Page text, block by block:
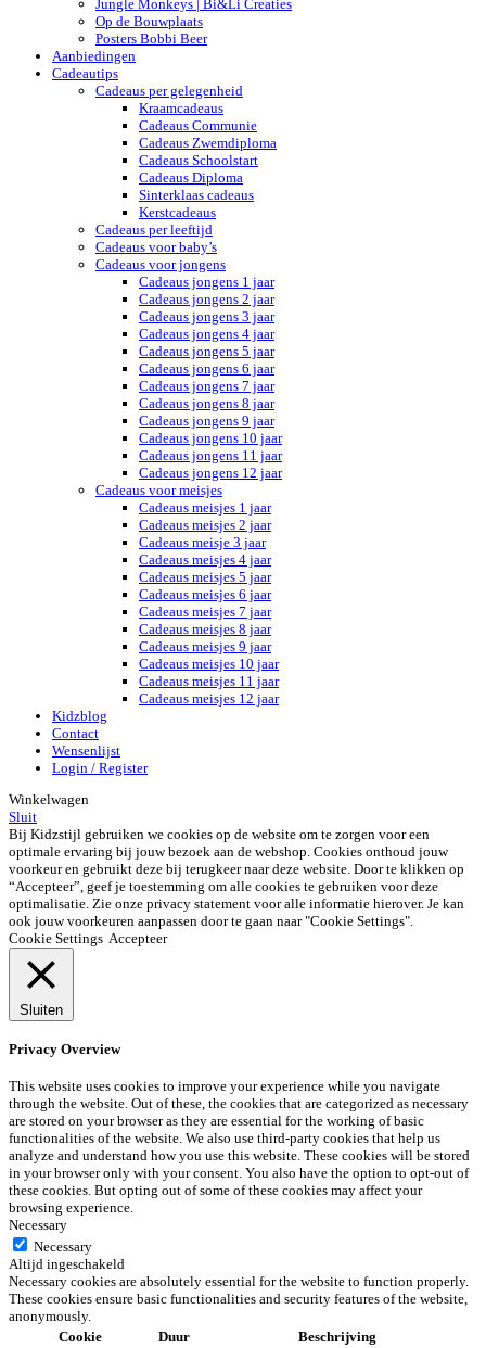
Jungle Monkeys | Bi&Li Creaties
Op de Bouwplaats
Posters Bobbi Beer
Aanbiedingen
Cadeautips
Cadeaus per gelegenheid
Kraamcadeaus
Cadeaus Communie
Cadeaus Zwemdiploma
Cadeaus Schoolstart
Cadeaus Diploma
Sinterklaas cadeaus
Kerstcadeaus
Cadeaus per leeftijd
Cadeaus voor baby’s
Cadeaus voor jongens
Cadeaus jongens 1 jaar
Cadeaus jongens 2 jaar
Cadeaus jongens 3 jaar
Cadeaus jongens 4 jaar
Cadeaus jongens 5 jaar
Cadeaus jongens 6 jaar
Cadeaus jongens 7 jaar
Cadeaus jongens 8 jaar
Cadeaus jongens 9 jaar
Cadeaus jongens 10 jaar
Cadeaus jongens 11 jaar
Cadeaus jongens 12 jaar
Cadeaus voor meisjes
Cadeaus meisjes 1 jaar
Cadeaus meisjes 2 jaar
Cadeaus meisje 3 jaar
Cadeaus meisjes 4 jaar
Cadeaus meisjes 5 jaar
Cadeaus meisjes 6 jaar
Cadeaus meisjes 7 jaar
Cadeaus meisjes 8 jaar
Cadeaus meisjes 9 jaar
Cadeaus meisjes 10 jaar
Cadeaus meisjes 11 jaar
Cadeaus meisjes 12 jaar
Kidzblog
Contact
Wensenlijst
Login / Register
Winkelwagen
Sluit
Bij Kidzstijl gebruiken we cookies op de website om te zorgen voor een
optimale ervaring bij jouw bezoek aan de webshop. Cookies onthoud jouw
voorkeur en gebruikt deze bij terugkeer naar deze website. Door te klikken op
“Accepteer”, geef je toestemming om alle cookies te gebruiken voor deze
optimalisatie. Zie onze privacy statement voor alle informatie hierover. Je kan
ook jouw voorkeuren aanpassen door te gaan naar "Cookie Settings".
Cookie Settings Accepteer
Sluiten
Privacy Overview
This website uses cookies to improve your experience while you navigate
through the website. Out of these, the cookies that are categorized as necessary
are stored on your browser as they are essential for the working of basic
functionalities of the website. We also use third-party cookies that help us
analyze and understand how you use this website. These cookies will be stored
in your browser only with your consent. You also have the option to opt-out of
these cookies. But opting out of some of these cookies may affect your
browsing experience.
Necessary
Necessary
Altijd ingeschakeld
Necessary cookies are absolutely essential for the website to function properly.
These cookies ensure basic functionalities and security features of the website,
anonymously.
Cookie
Duur Beschrijving